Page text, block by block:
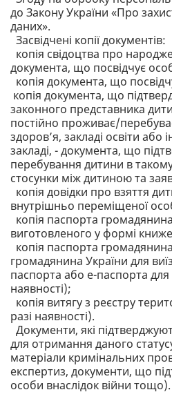
до Закону України «Про
даних».
Засвідчені копії документів:
копія свідоцтва про
документа, що посвідчує
копія документа, що
копія документа, що
законного представника
постійно проживає/
здоров’я, закладі освіти
закладі, - документа, що
перебування дитини в
стосунки між дитиною та
копія довідки про взяття
внутрішньо переміщеної
копія паспорта
виготовленого у формі
копія паспорта
громадянина України для
паспорта або е-паспорта для
наявності);
копія витягу з реєстру
разі наявності).
Документи, які
для отримання даного
матеріали кримінальних
експертиз, документи, що
особи внаслідок війни тощо).